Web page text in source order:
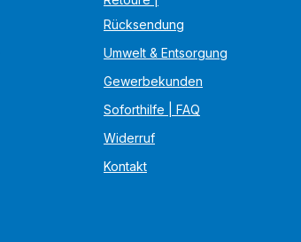
Rücksendung
Umwelt & Entsorgung
Gewerbekunden
Soforthilfe | FAQ
Widerruf
Kontakt